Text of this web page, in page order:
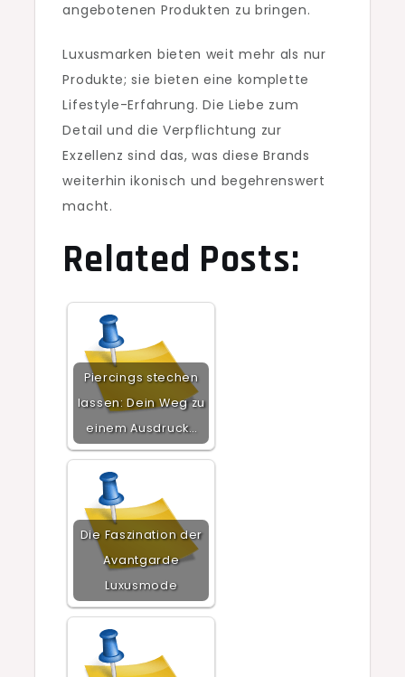
angebotenen Produkten zu bringen.
Luxusmarken bieten weit mehr als nur
Produkte; sie bieten eine komplette
Lifestyle-Erfahrung. Die Liebe zum
Detail und die Verpflichtung zur
Exzellenz sind das, was diese Brands
weiterhin ikonisch und begehrenswert
macht.
Related Posts:
Piercings stechen
lassen: Dein Weg zu
einem Ausdruck…
Die Faszination der
Avantgarde
Luxusmode